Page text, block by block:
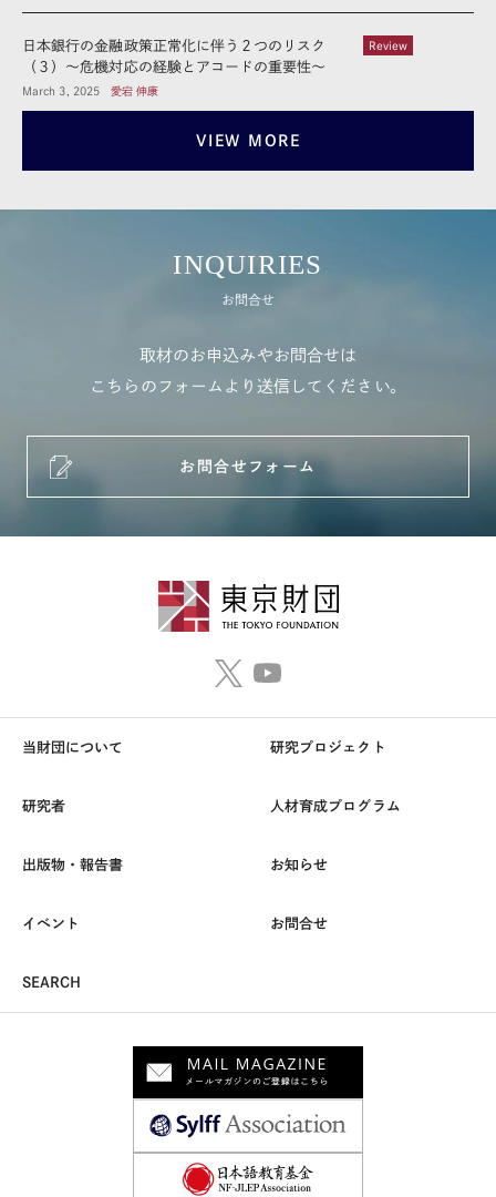
Review
日本銀行の金融政策正常化に伴う２つのリスク
（３）～危機対応の経験とアコードの重要性～
March 3, 2025 愛宕 伸康
VIEW MORE
INQUIRIES
お問合せ
取材のお申込みやお問合せは
こちらのフォームより送信してください。
お問合せフォーム
当財団について 研究プロジェクト
研究者 人材育成プログラム
出版物・報告書 お知らせ
イベント お問合せ
SEARCH